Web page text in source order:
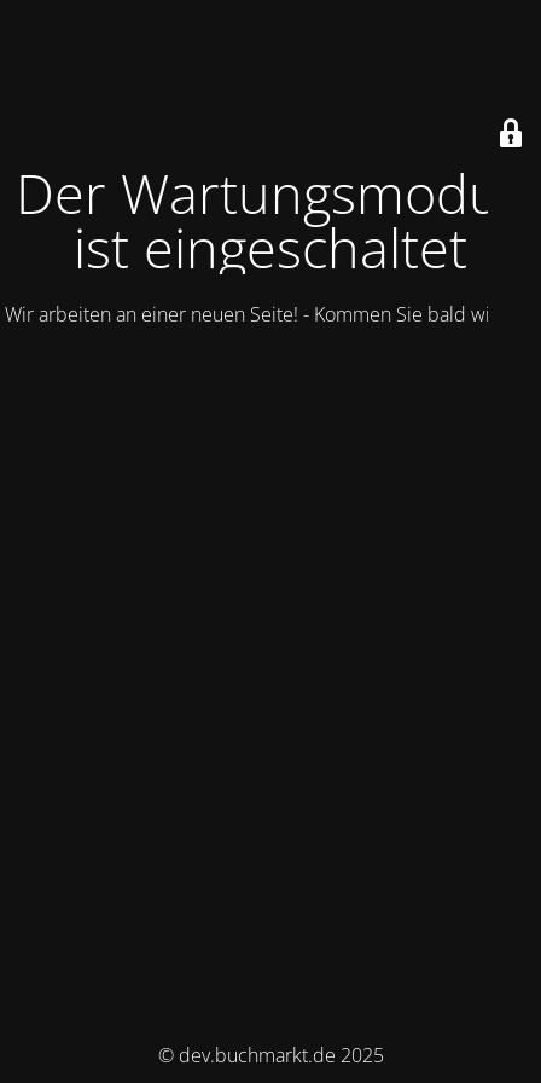
Der Wartungsmodus
ist eingeschaltet
Wir arbeiten an einer neuen Seite! - Kommen Sie bald wieder.
© dev.buchmarkt.de 2025